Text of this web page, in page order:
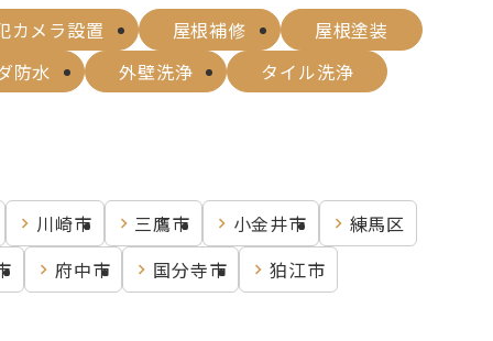
カメラ設置 屋根補修
屋根塗装
防水
外壁洗浄 タイル洗浄
川崎市 三鷹市 小金井市
練馬区
府中市 国分寺市 狛江市